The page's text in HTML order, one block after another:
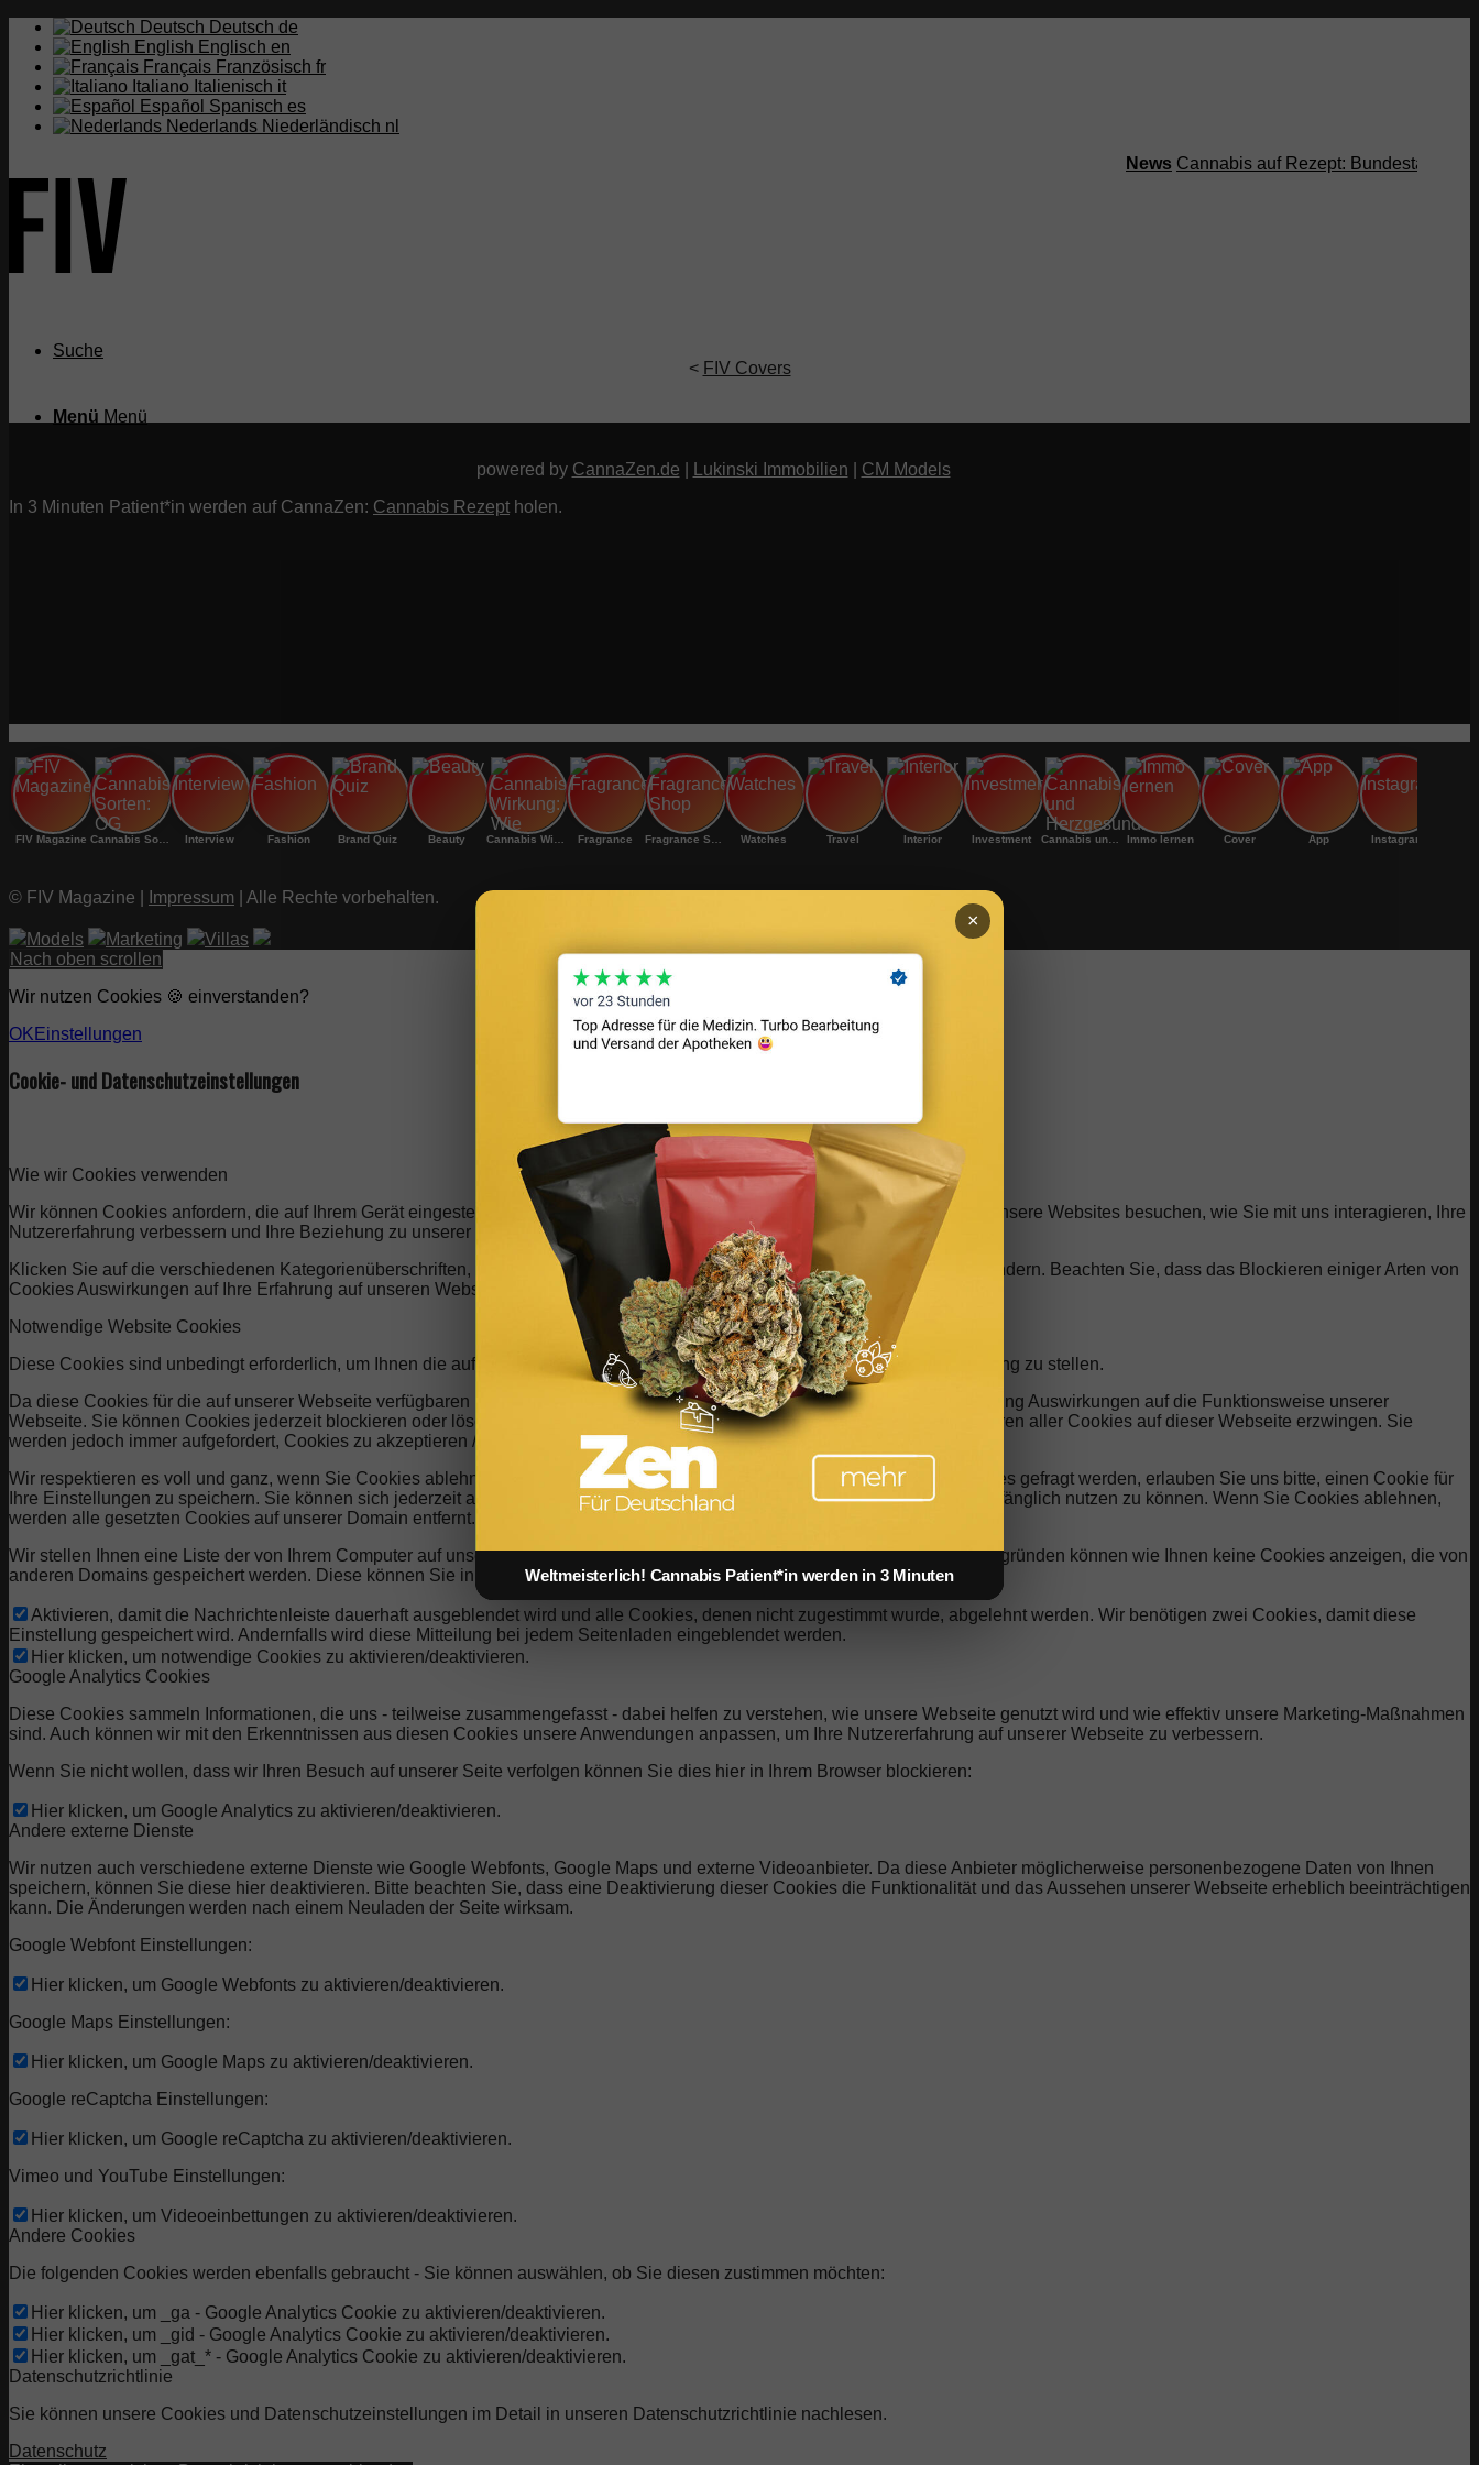
Deutsch Deutsch de
English Englisch en
Français Französisch fr
Italiano Italienisch it
Español Spanisch es
Nederlands Niederländisch nl
News Cannabis auf Rezept: Bundestag streicht
Suche
Menü Menü
< FIV Covers
powered by CannaZen.de Lukinski Immobilien
CM Models
In 3 Minuten Patient*in werden auf CannaZen: Cannabis Rezept holen.
FIV Magazine Interview Fashion Brand Quiz Beauty Fragrance Watches Travel Interior Investment Immo lernen Cover App Instagram
© FIV Magazine | Impressum | Alle Rechte vorbehalten.
Models Marketing
Villas
Nach oben scrollen
Wir nutzen Cookies 🍪 einverstanden?
OK Einstellungen
Cookie- und Datenschutzeinstellungen
Wie wir Cookies verwenden
Wir können Cookies anfordern, die auf Ihrem Gerät eingestellt werden. Wir verwenden Cookies, um uns mitzuteilen, wenn Sie unsere Websites besuchen, wie Sie mit uns interagieren, Ihre
Nutzererfahrung verbessern und Ihre Beziehung zu unserer Website anpassen.
Klicken Sie auf die verschiedenen Kategorienüberschriften, um mehr zu erfahren. Sie können auch einige Ihrer Einstellungen ändern. Beachten Sie, dass das Blockieren einiger Arten von
Cookies Auswirkungen auf Ihre Erfahrung auf unseren Websites und auf die Dienste haben kann, die wir anbieten können.
Notwendige Website Cookies
Diese Cookies sind unbedingt erforderlich, um Ihnen die auf unserer Webseite verfügbaren Dienste und Funktionen zur Verfügung zu stellen.
Da diese Cookies für die auf unserer Webseite verfügbaren Dienste und Funktionen unbedingt erforderlich sind, hat die Ablehnung Auswirkungen auf die Funktionsweise unserer
Webseite. Sie können Cookies jederzeit blockieren oder löschen, indem Sie Ihre Browsereinstellungen ändern und das Blockieren aller Cookies auf dieser Webseite erzwingen. Sie
werden jedoch immer aufgefordert, Cookies zu akzeptieren / abzulehnen, wenn Sie unsere Website erneut besuchen.
Wir respektieren es voll und ganz, wenn Sie Cookies ablehnen möchten. Um zu vermeiden, dass Sie immer wieder nach Cookies gefragt werden, erlauben Sie uns bitte, einen Cookie für
Ihre Einstellungen zu speichern. Sie können sich jederzeit abmelden oder andere Cookies zulassen, um unsere Dienste vollumfänglich nutzen zu können. Wenn Sie Cookies ablehnen,
werden alle gesetzten Cookies auf unserer Domain entfernt.
Wir stellen Ihnen eine Liste der von Ihrem Computer auf unserer Domain gespeicherten Cookies zur Verfügung. Aus Sicherheitsgründen können wie Ihnen keine Cookies anzeigen, die von
anderen Domains gespeichert werden. Diese können Sie in den Sicherheitseinstellungen Ihres Browsers einsehen.
Aktivieren, damit die Nachrichtenleiste dauerhaft ausgeblendet wird und alle Cookies, denen nicht zugestimmt wurde, abgelehnt werden. Wir benötigen zwei Cookies, damit diese
Einstellung gespeichert wird. Andernfalls wird diese Mitteilung bei jedem Seitenladen eingeblendet werden.
Hier klicken, um notwendige Cookies zu aktivieren/deaktivieren.
Google Analytics Cookies
Diese Cookies sammeln Informationen, die uns - teilweise zusammengefasst - dabei helfen zu verstehen, wie unsere Webseite genutzt wird und wie effektiv unsere Marketing-Maßnahmen
sind. Auch können wir mit den Erkenntnissen aus diesen Cookies unsere Anwendungen anpassen, um Ihre Nutzererfahrung auf unserer Webseite zu verbessern.
Wenn Sie nicht wollen, dass wir Ihren Besuch auf unserer Seite verfolgen können Sie dies hier in Ihrem Browser blockieren:
Hier klicken, um Google Analytics zu aktivieren/deaktivieren.
Andere externe Dienste
Wir nutzen auch verschiedene externe Dienste wie Google Webfonts, Google Maps und externe Videoanbieter. Da diese Anbieter möglicherweise personenbezogene Daten von Ihnen
speichern, können Sie diese hier deaktivieren. Bitte beachten Sie, dass eine Deaktivierung dieser Cookies die Funktionalität und das Aussehen unserer Webseite erheblich beeinträchtigen
kann. Die Änderungen werden nach einem Neuladen der Seite wirksam.
Google Webfont Einstellungen:
Hier klicken, um Google Webfonts zu aktivieren/deaktivieren.
Google Maps Einstellungen:
Hier klicken, um Google Maps zu aktivieren/deaktivieren.
Google reCaptcha Einstellungen:
Hier klicken, um Google reCaptcha zu aktivieren/deaktivieren.
Vimeo und YouTube Einstellungen:
Hier klicken, um Videoeinbettungen zu aktivieren/deaktivieren.
Andere Cookies
Die folgenden Cookies werden ebenfalls gebraucht - Sie können auswählen, ob Sie diesen zustimmen möchten:
Hier klicken, um _ga - Google Analytics Cookie zu aktivieren/deaktivieren.
Hier klicken, um _gid - Google Analytics Cookie zu aktivieren/deaktivieren.
Hier klicken, um _gat_* - Google Analytics Cookie zu aktivieren/deaktivieren.
Datenschutzrichtlinie
Sie können unsere Cookies und Datenschutzeinstellungen im Detail in unseren Datenschutzrichtlinie nachlesen.
Datenschutz
Weltmeisterlich! Cannabis Patient*in werden in 3 Minuten
×